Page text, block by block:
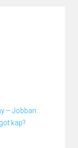
– Jobban
kap?